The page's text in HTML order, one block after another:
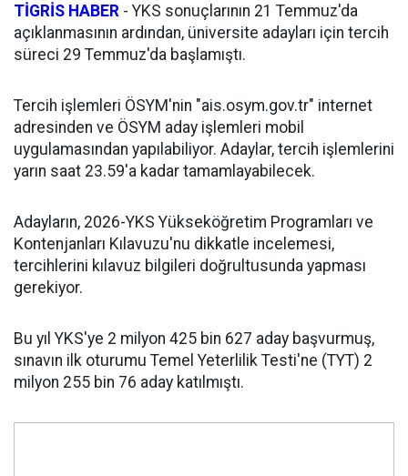
TİGRİS HABER - YKS sonuçlarının 21 Temmuz'da
açıklanmasının ardından, üniversite adayları için tercih
süreci 29 Temmuz'da başlamıştı.
Tercih işlemleri ÖSYM'nin "ais.osym.gov.tr" internet
adresinden ve ÖSYM aday işlemleri mobil
uygulamasından yapılabiliyor. Adaylar, tercih işlemlerini
yarın saat 23.59'a kadar tamamlayabilecek.
Adayların, 2026-YKS Yükseköğretim Programları ve
Kontenjanları Kılavuzu'nu dikkatle incelemesi,
tercihlerini kılavuz bilgileri doğrultusunda yapması
gerekiyor.
Bu yıl YKS'ye 2 milyon 425 bin 627 aday başvurmuş,
sınavın ilk oturumu Temel Yeterlilik Testi'ne (TYT) 2
milyon 255 bin 76 aday katılmıştı.